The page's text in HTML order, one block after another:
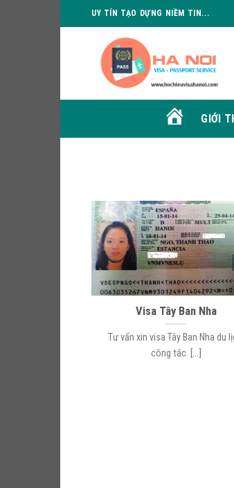
to
UY TÍN TẠO DỰNG NIỀM TIN...
HOME GIỚI
Visa Tây Ban Nha
Tư vấn xin visa Tây Ban Nha du
công tác. [...]